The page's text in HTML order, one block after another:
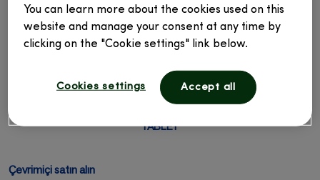
TABLET
Çevrimiçi satın alın
You can learn more about the cookies used on this
website and manage your consent at any time by
clicking on the "Cookie settings" link below.
Cookies settings Accept all